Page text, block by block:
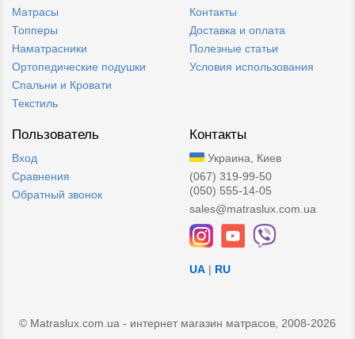
Матрасы
Топперы
Наматрасники
Ортопедические подушки
Спальни и Кровати
Текстиль
Контакты
Доставка и оплата
Полезные статьи
Условия использования
Пользователь
Вход
Сравнения
Обратный звонок
Контакты
Украина, Киев
(067) 319-99-50
(050) 555-14-05
sales@matraslux.com.ua
UA | RU
© Matraslux.com.ua - интернет магазин матрасов, 2008-2026